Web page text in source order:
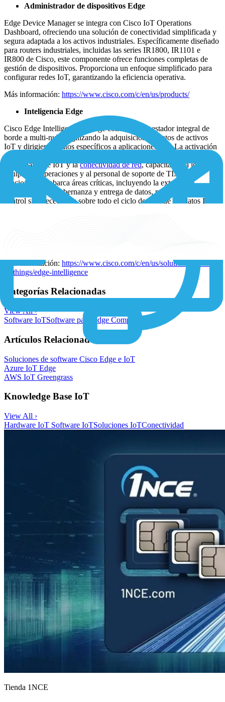
Administrador de dispositivos Edge
Edge Device Manager se integra con Cisco IoT Operations
Dashboard, ofreciendo una solución de conectividad simplificada y
segura adaptada a los activos industriales. Específicamente diseñado
para routers industriales, incluidas las series IR1800, IR1101 e
IR800 de Cisco, este componente ofrece funciones completas de
gestión de dispositivos. Proporciona un enfoque simplificado para
configurar redes IoT, garantizando la eficiencia operativa.
Más información: https://www.cisco.com/c/en/us/products/
Inteligencia Edge
Cisco Edge Intelligence se erige como un orquestador integral de
borde a multi-nube, agilizando la adquisición de datos de activos
IoT y dirigiendo datos específicos a aplicaciones IoT. La activación
dentro del panel de operaciones de IoT ofrece una visión unificada
de los datos de IoT y laconectividad de red, capacitando a los
equipos de operaciones y al personal de soporte de TI. Su
funcionalidad abarca áreas críticas, incluyendo la extracción,
transformación, gobernanza y entrega de datos, proporcionando un
control sin precedentes sobre todo el ciclo de vida de los datos IoT.
Más información: https://www.cisco.com/c/en/us/solutions/internet-
of-things/edge-intelligence
Categorías Relacionadas
View All ›
Software IoTSoftware para Edge Computing
Artículos Relacionados
Soluciones de software Cisco Edge e IoT
Azure IoT Edge
AWS IoT Greengrass
Knowledge Base IoT
View All ›
Hardware IoT Software IoTSoluciones IoTConectividad
Tienda 1NCE